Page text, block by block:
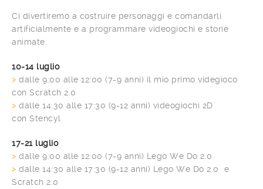
Ci divertiremo a costruire personaggi e comandarli
artificialmente e a programmare videogiochi e storie
animate.
10-14 luglio
> dalle 9:00 alle 12:00 (7-9 anni) il mio primo videgioco
con Scratch 2.0
> dalle 14:30 alle 17:30 (9-12 anni) videogiochi 2D
con Stencyl
17-21 luglio
> dalle 9:00 alle 12:00 (7-9 anni) Lego We Do 2.0
> dalle 14:30 alle 17:30 (9-12 anni) Lego We Do 2.0 e
Scratch 2.0